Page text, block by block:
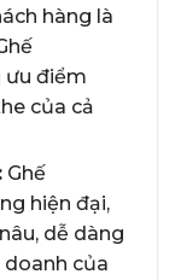
hàng là
ưu điểm
của cả
Ghế
hiện đại,
dễ dàng
của